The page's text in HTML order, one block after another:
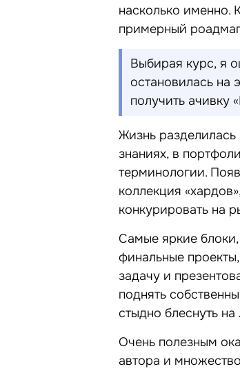
насколько именно.
примерный
Выбирая курс, я
остановилась на
получить ачивку
Жизнь разделилась
знаниях, в
терминологии.
коллекция
конкурировать на
Самые яркие
финальные
задачу и
поднять
стыдно блеснуть
Очень полезным
автора и